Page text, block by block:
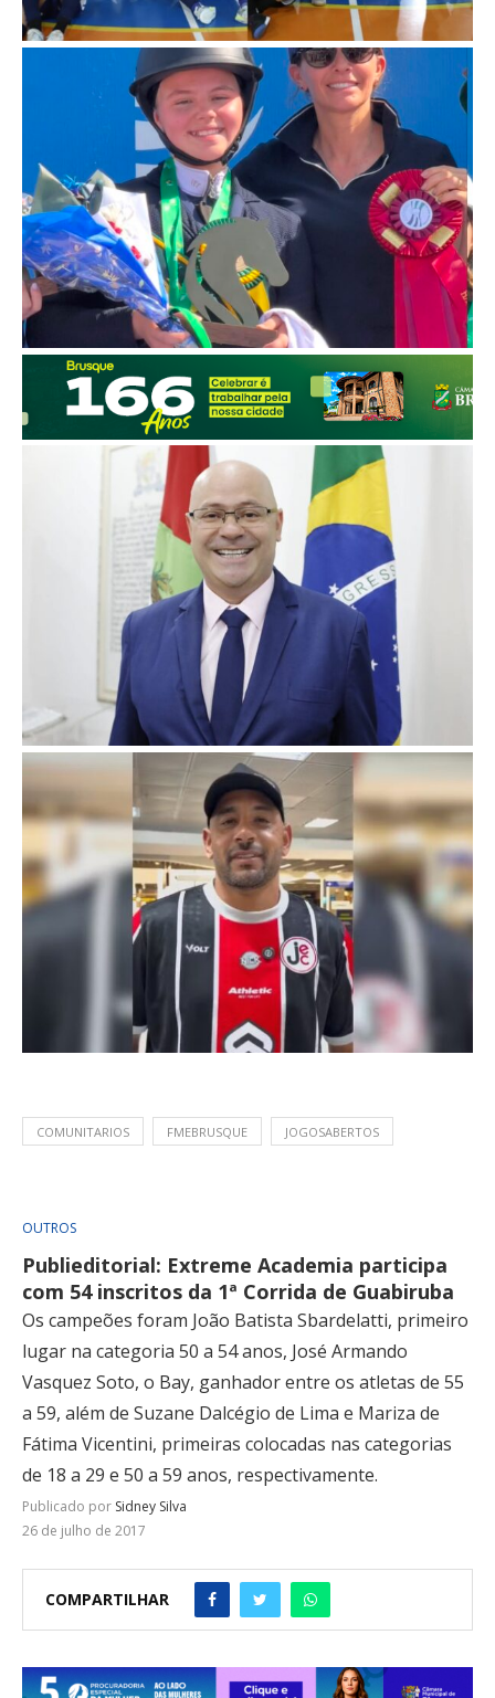
COMUNITARIOS FMEBRUSQUE JOGOSABERTOS
OUTROS
Publieditorial: Extreme Academia participa
com 54 inscritos da 1ª Corrida de Guabiruba
Os campeões foram João Batista Sbardelatti, primeiro
lugar na categoria 50 a 54 anos, José Armando
Vasquez Soto, o Bay, ganhador entre os atletas de 55
a 59, além de Suzane Dalcégio de Lima e Mariza de
Fátima Vicentini, primeiras colocadas nas categorias
de 18 a 29 e 50 a 59 anos, respectivamente.
Publicado por Sidney Silva
26 de julho de 2017
COMPARTILHAR